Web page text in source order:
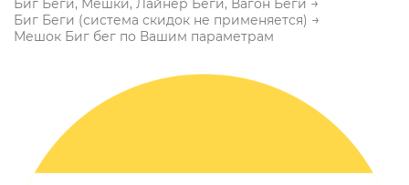
Биг Беги, Мешки, Лайнер Беги, Вагон Беги
Биг Беги (система скидок не применяется) →
Мешок Биг бег по Вашим параметрам